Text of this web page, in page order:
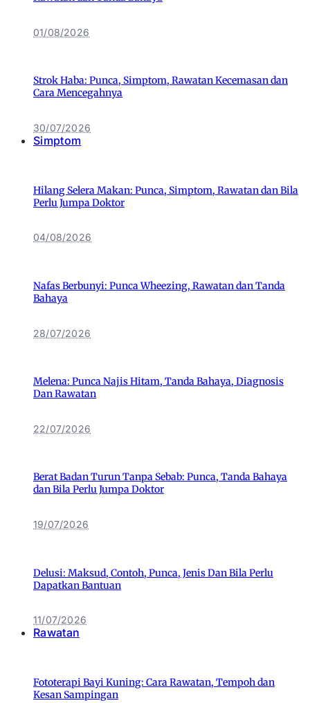
01/08/2026
Strok Haba: Punca, Simptom, Rawatan Kecemasan dan
Cara Mencegahnya
30/07/2026
Simptom
Hilang Selera Makan: Punca, Simptom, Rawatan dan Bila
Perlu Jumpa Doktor
04/08/2026
Nafas Berbunyi: Punca Wheezing, Rawatan dan Tanda
Bahaya
28/07/2026
Melena: Punca Najis Hitam, Tanda Bahaya, Diagnosis
Dan Rawatan
22/07/2026
Berat Badan Turun Tanpa Sebab: Punca, Tanda Bahaya
dan Bila Perlu Jumpa Doktor
19/07/2026
Delusi: Maksud, Contoh, Punca, Jenis Dan Bila Perlu
Dapatkan Bantuan
11/07/2026
Rawatan
Fototerapi Bayi Kuning: Cara Rawatan, Tempoh dan
Kesan Sampingan